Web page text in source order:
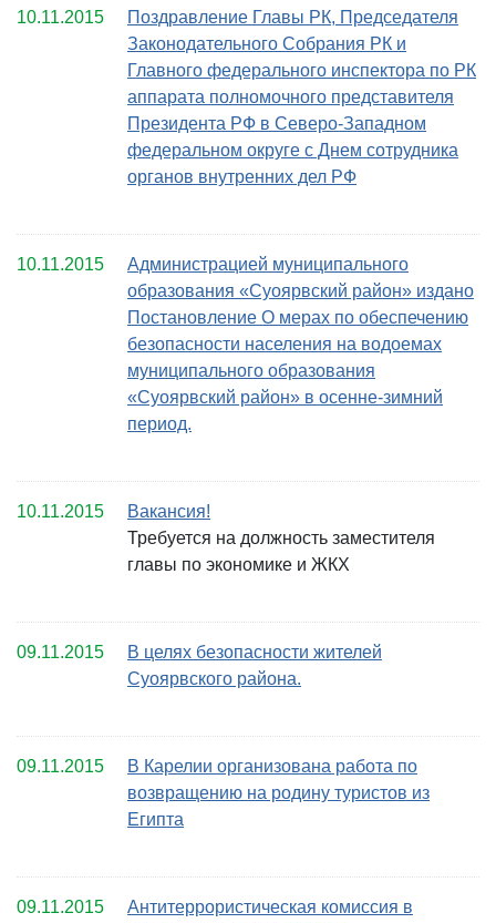
10.11.2015
Поздравление Главы РК, Председателя
Законодательного Собрания РК и
Главного федерального инспектора по РК
аппарата полномочного представителя
Президента РФ в Северо-Западном
федеральном округе с Днем сотрудника
органов внутренних дел РФ
10.11.2015
Администрацией муниципального
образования «Суоярвский район» издано
Постановление О мерах по обеспечению
безопасности населения на водоемах
муниципального образования
«Суоярвский район» в осенне-зимний
период.
10.11.2015
Вакансия!
Требуется на должность заместителя
главы по экономике и ЖКХ
09.11.2015
В целях безопасности жителей
Суоярвского района.
09.11.2015
В Карелии организована работа по
возвращению на родину туристов из
Египта
09.11.2015
Антитеррористическая комиссия в